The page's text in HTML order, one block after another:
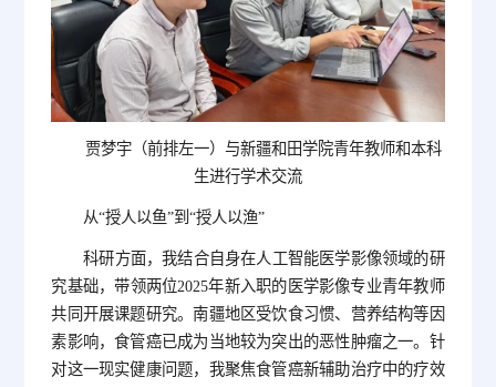
贾梦宇（前排左一）与新疆和田学院青年教师和本科
生进行学术交流
从“授人以鱼”到“授人以渔”
科研方面，我结合自身在人工智能医学影像领域的研
究基础，带领两位2025年新入职的医学影像专业青年教师
共同开展课题研究。南疆地区受饮食习惯、营养结构等因
素影响，食管癌已成为当地较为突出的恶性肿瘤之一。针
对这一现实健康问题，我聚焦食管癌新辅助治疗中的疗效